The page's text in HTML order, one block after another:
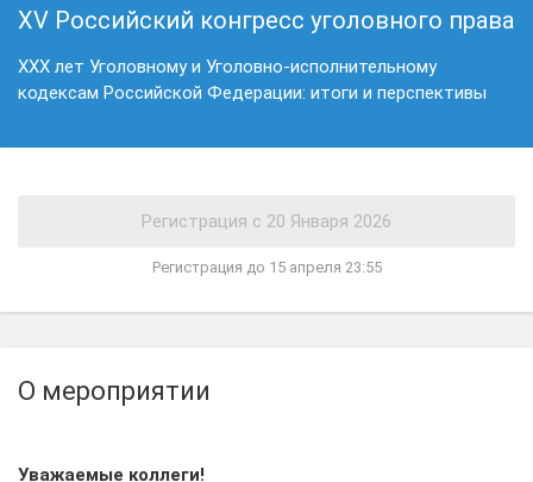
XV Российский конгресс уголовного права
ХХХ лет Уголовному и Уголовно-исполнительному
кодексам Российской Федерации: итоги и перспективы
Регистрация до 15 апреля 23:55
О мероприятии
Уважаемые коллеги!